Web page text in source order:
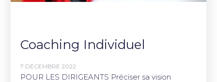
Coaching Individuel
7 DÉCEMBRE 2022
POUR LES DIRIGEANTS Préciser sa vision